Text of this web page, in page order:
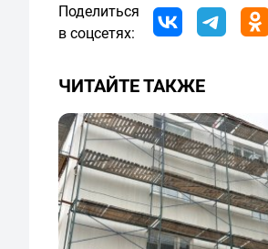
Поделиться
в соцсетях:
ЧИТАЙТЕ ТАКЖЕ